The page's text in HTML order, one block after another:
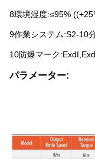
8環境湿度:≤95%
9作業システム:S2-10
10防爆マーク
パラメーター: